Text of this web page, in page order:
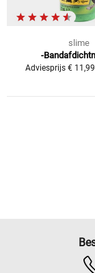
slime
-
Adviesprijs € 11,99